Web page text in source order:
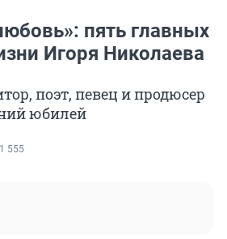
пять главных
Игоря Николаева
поэт, певец и продюсер
юбилей
1 555